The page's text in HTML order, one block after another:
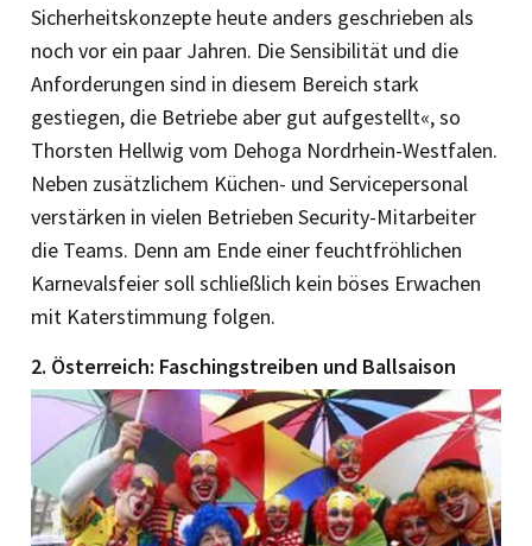
Sicherheitskonzepte heute anders geschrieben als
noch vor ein paar Jahren. Die Sensibilität und die
Anforderungen sind in diesem Bereich stark
gestiegen, die Betriebe aber gut aufgestellt«, so
Thorsten Hellwig vom Dehoga Nordrhein-Westfalen.
Neben zusätzlichem Küchen- und Servicepersonal
verstärken in vielen Betrieben Se­curity-Mitarbeiter
die Teams. Denn am Ende einer feuchtfröhlichen
Karnevalsfeier soll schließlich kein böses Erwachen
mit Katerstimmung folgen.
2. Österreich: Faschingstreiben und Ballsaison